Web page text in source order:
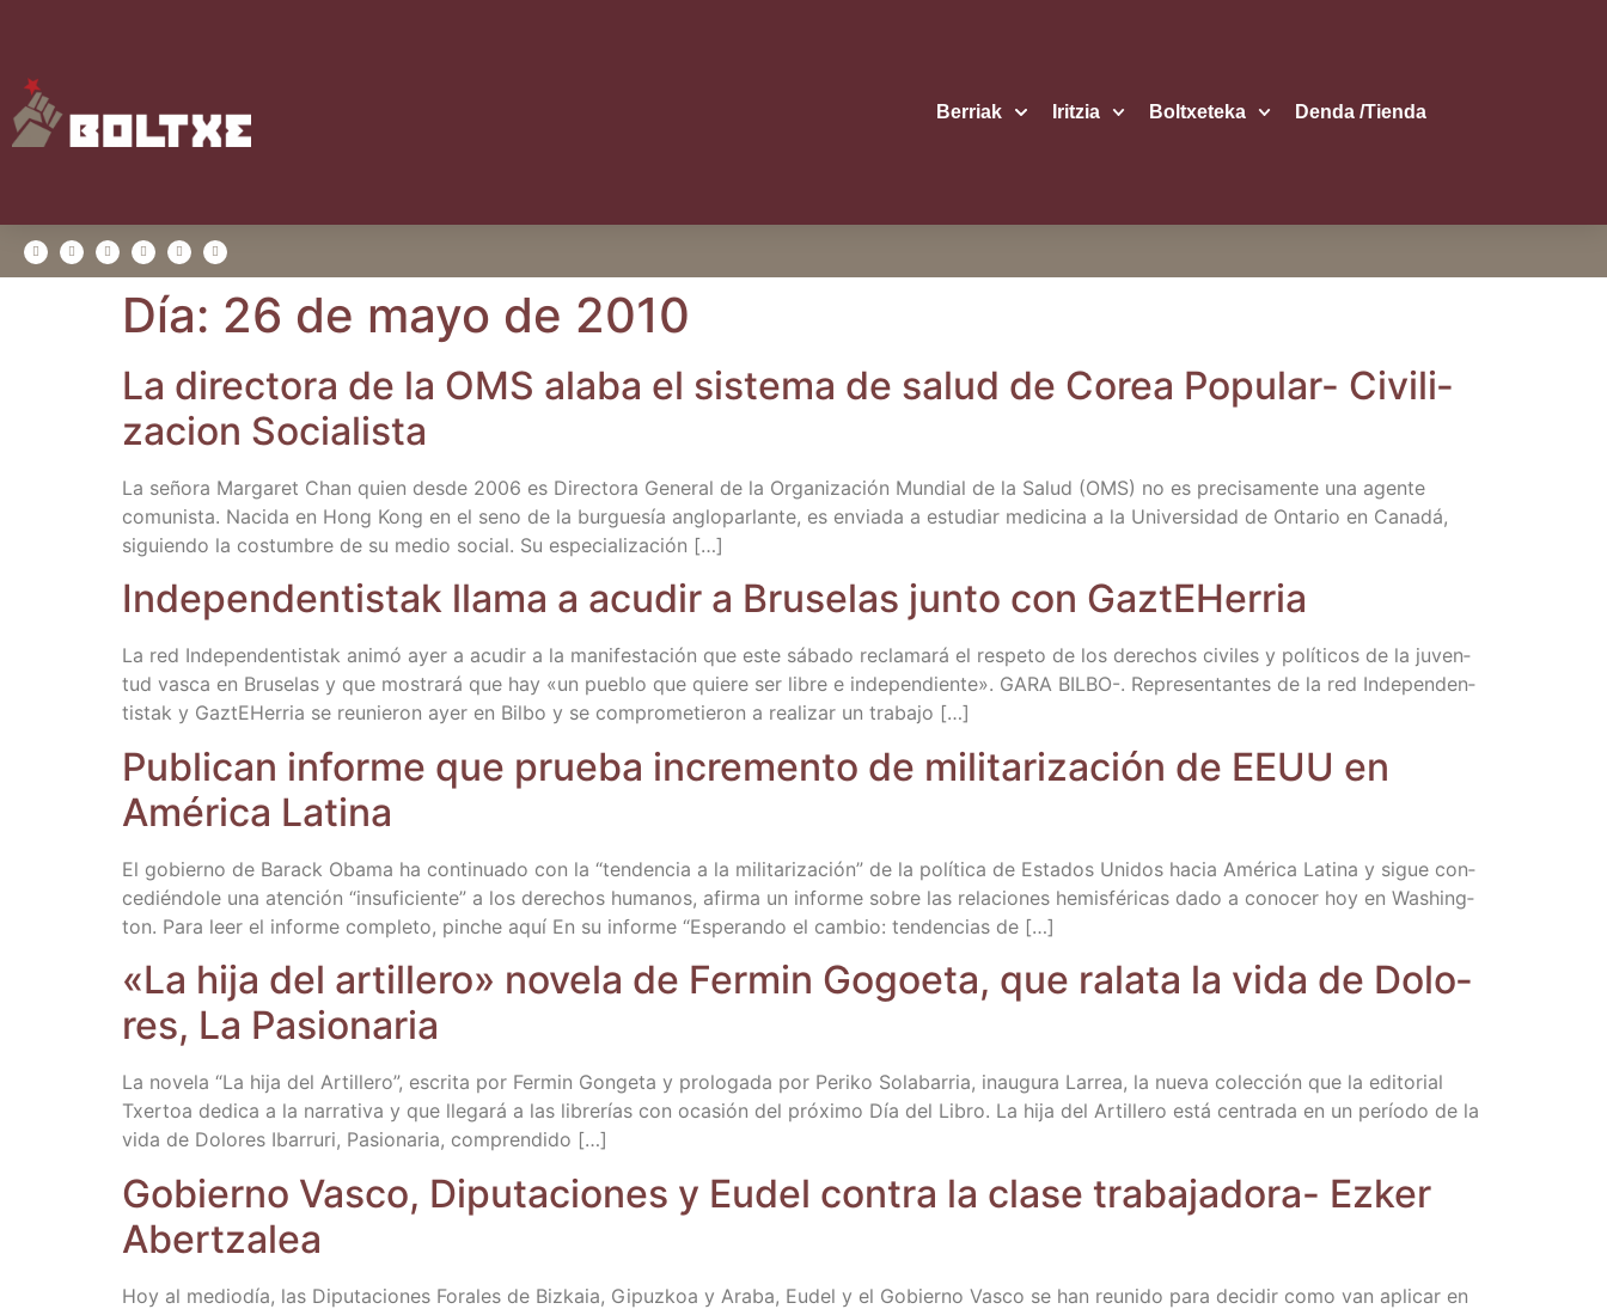
Berriak Iritzia Boltxe­te­ka Den­da /​Tien­da
Día: 26 de mayo de 2010
La direc­to­ra de la OMS ala­ba el sis­te­ma de salud de Corea Popu­lar- Civi­li­
za­cion Socialista
La seño­ra Mar­ga­ret Chan quien des­de 2006 es Direc­to­ra Gene­ral de la Orga­ni­za­ción Mun­dial de la Salud (OMS) no es pre­ci­sa­men­te una agen­te
comu­nis­ta. Naci­da en Hong Kong en el seno de la bur­gue­sía anglo­par­lan­te, es envia­da a estu­diar medi­ci­na a la Uni­ver­si­dad de Onta­rio en Cana­dá,
siguien­do la cos­tum­bre de su medio social. Su especialización […]
Inde­pen­den­tis­tak lla­ma a acu­dir a Bru­se­las jun­to con GaztEHerria
La red Inde­pen­den­tis­tak ani­mó ayer a acu­dir a la mani­fes­ta­ción que este sába­do recla­ma­rá el res­pe­to de los dere­chos civi­les y polí­ti­cos de la juven­
tud vas­ca en Bru­se­las y que mos­tra­rá que hay «un pue­blo que quie­re ser libre e inde­pen­dien­te». GARA BILBO-. Repre­sen­tan­tes de la red Inde­pen­den­
tis­tak y Gaz­tEHe­rria se reu­nie­ron ayer en Bil­bo y se com­pro­me­tie­ron a rea­li­zar un trabajo […]
Publi­can infor­me que prue­ba incre­men­to de mili­ta­ri­za­ción de EEUU en
Amé­ri­ca Latina
El gobierno de Barack Oba­ma ha con­ti­nua­do con la “ten­den­cia a la mili­ta­ri­za­ción” de la polí­ti­ca de Esta­dos Uni­dos hacia Amé­ri­ca Lati­na y sigue con­
ce­dién­do­le una aten­ción “insu­fi­cien­te” a los dere­chos huma­nos, afir­ma un infor­me sobre las rela­cio­nes hemis­fé­ri­cas dado a cono­cer hoy en Washing­
ton. Para leer el infor­me com­ple­to, pin­che aquí En su infor­me “Espe­ran­do el cam­bio: ten­den­cias de […]
«La hija del arti­lle­ro» nove­la de Fer­min Gogoe­ta, que rala­ta la vida de Dolo­
res, La Pasionaria
La nove­la “La hija del Arti­lle­ro”, escri­ta por Fer­min Gon­ge­ta y pro­lo­ga­da por Peri­ko Sola­ba­rria, inau­gu­ra Larrea, la nue­va colec­ción que la edi­to­rial
Txer­toa dedi­ca a la narra­ti­va y que lle­ga­rá a las libre­rías con oca­sión del pró­xi­mo Día del Libro. La hija del Arti­lle­ro está cen­tra­da en un perío­do de la
vida de Dolo­res Iba­rru­ri, Pasio­na­ria, comprendido […]
Gobierno Vas­co, Dipu­tacio­nes y Eudel con­tra la cla­se tra­ba­ja­do­ra- Ezker
Abertzalea
Hoy al medio­día, las Dipu­tacio­nes Fora­les de Biz­kaia, Gipuz­koa y Ara­ba, Eudel y el Gobierno Vas­co se han reu­ni­do para deci­dir como van apli­car en